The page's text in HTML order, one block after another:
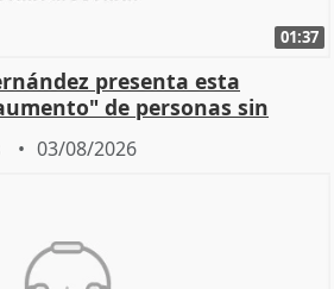
01:37
presenta esta
de personas sin
03/08/2026